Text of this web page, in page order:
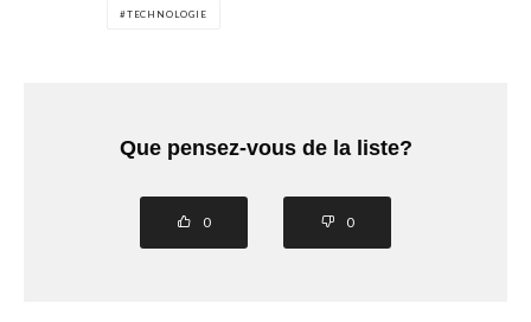
TECHNOLOGIE
Que pensez-vous de la liste?
0 0